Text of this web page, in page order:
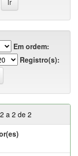
Em ordem:
Registro(s):
a 2 de 2